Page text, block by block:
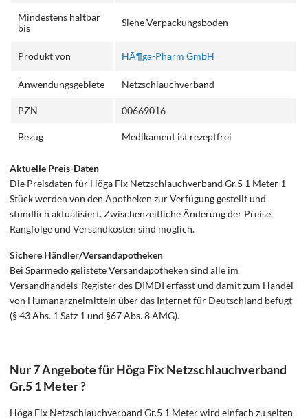
Mindestens haltbar
bis
Siehe Verpackungsboden
Produkt von HÃ¶ga-Pharm GmbH
Anwendungsgebiete Netzschlauchverband
PZN 00669016
Bezug Medikament ist rezeptfrei
Aktuelle Preis-Daten
Die Preisdaten für Höga Fix Netzschlauchverband Gr.5 1 Meter 1
Stück werden von den Apotheken zur Verfügung gestellt und
stündlich aktualisiert. Zwischenzeitliche Änderung der Preise,
Rangfolge und Versandkosten sind möglich.
Sichere Händler/Versandapotheken
Bei Sparmedo gelistete Versandapotheken sind alle im
Versandhandels-Register des DIMDI erfasst und damit zum Handel
von Humanarzneimitteln über das Internet für Deutschland befugt
(§ 43 Abs. 1 Satz 1 und §67 Abs. 8 AMG).
Nur 7 Angebote für Höga Fix Netzschlauchverband
Gr.5 1 Meter ?
Höga Fix Netzschlauchverband Gr.5 1 Meter wird einfach zu selten